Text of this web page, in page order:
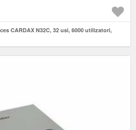
CARDAX N32C, 32 usi, 6000 utilizatori,